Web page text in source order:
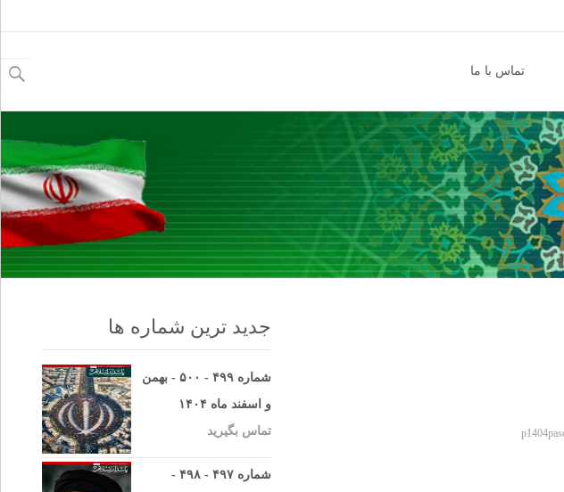
تماس با ما
برای:
جدید ترین شماره ها
شماره ۴۹۹ - ۵۰۰ - بهمن
و اسفند ماه ۱۴۰۴
تماس بگیرید
شماره ۴۹۷ - ۴۹۸ -